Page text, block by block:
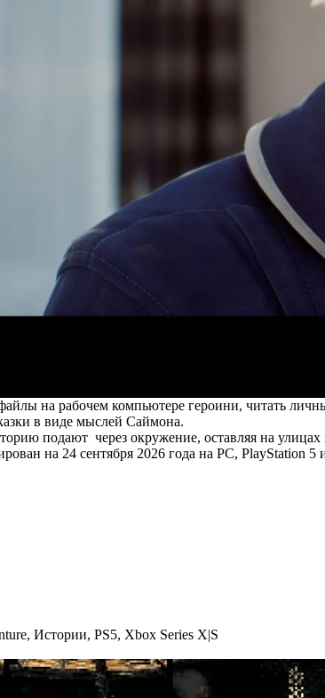
на рабочем компьютере героини, читать
в виде мыслей Саймона.
подают через окружение, оставляя на
на 24 сентября 2026 года на PC, PlayStation 5
, Истории, PS5, Xbox Series X|S